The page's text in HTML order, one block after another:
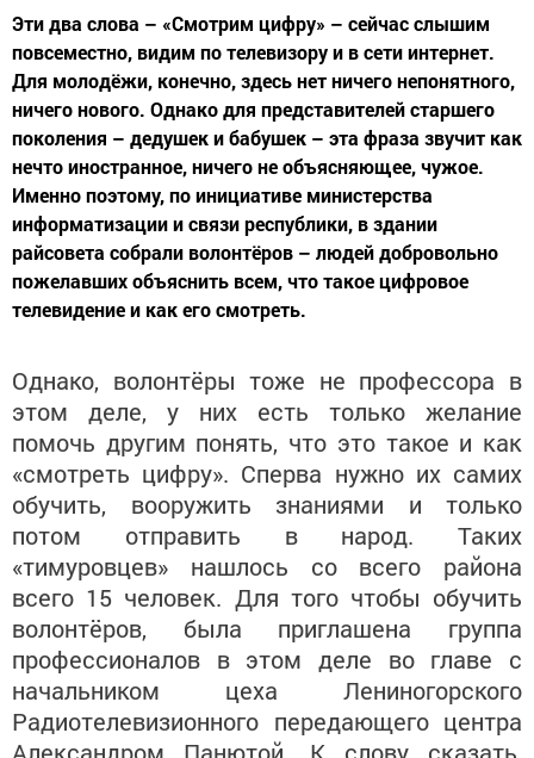
Эти два слова – «Смотрим цифру» – сейчас слышим
повсеместно, видим по телевизору и в сети интернет.
Для молодёжи, конечно, здесь нет ничего непонятного,
ничего нового. Однако для представителей старшего
поколения – дедушек и бабушек – эта фраза звучит как
нечто иностранное, ничего не объясняющее, чужое.
Именно поэтому, по инициативе министерства
информатизации и связи республики, в здании
райсовета собрали волонтёров – людей добровольно
пожелавших объяснить всем, что такое цифровое
телевидение и как его смотреть.
Однако, волонтёры тоже не профессора в
этом деле, у них есть только желание
помочь другим понять, что это такое и как
«смотреть цифру». Сперва нужно их самих
обучить, вооружить знаниями и только
потом отправить в народ. Таких
«тимуровцев» нашлось со всего района
всего 15 человек. Для того чтобы обучить
волонтёров, была приглашена группа
профессионалов в этом деле во главе с
начальником цеха Лениногорского
Радиотелевизионного передающего центра